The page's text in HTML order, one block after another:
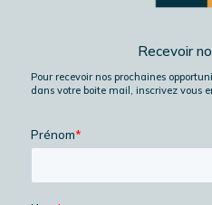
Recevoir
Pour recevoir nos prochaines
dans votre boite mail, inscrivez vous